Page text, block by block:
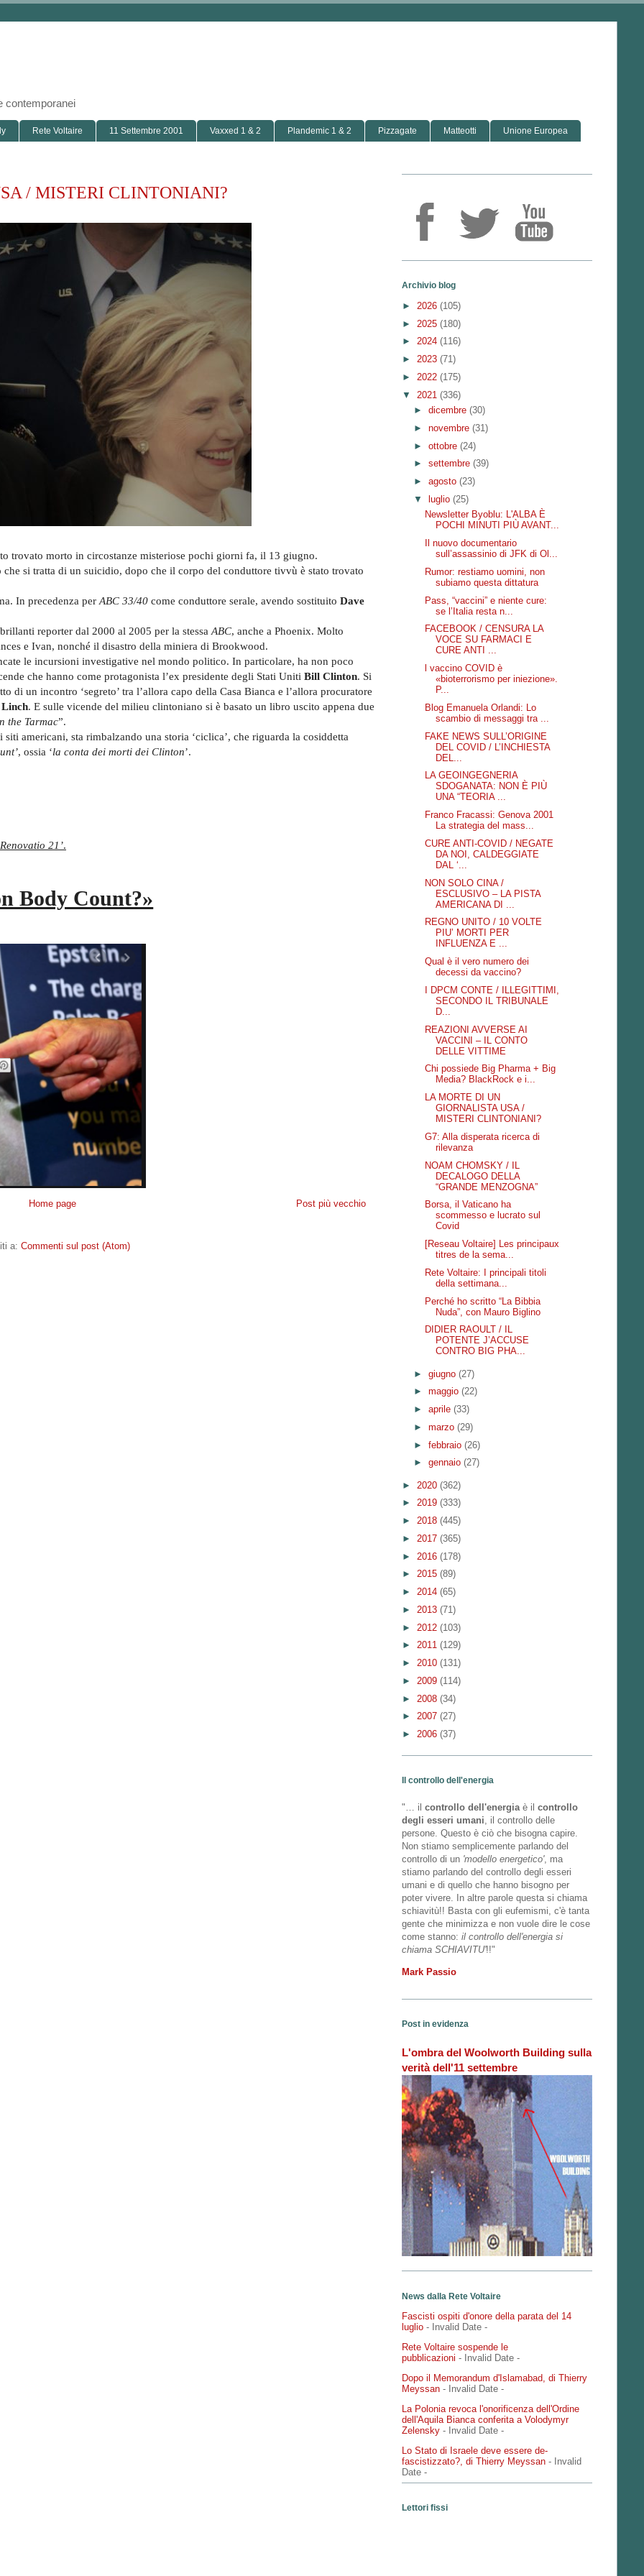
contemporanei
Rete Voltaire 11 Settembre 2001 Vaxxed 1 & 2 Plandemic 1 & 2 Pizzagate Matteotti Unione Europea
/ MISTERI CLINTONIANI?
trovato morto in circostanze misteriose pochi giorni fa, il 13 giugno.
che si tratta di un suicidio, dopo che il corpo del conduttore tivvù è stato trovato
In precedenza per ABC 33/40 come conduttore serale, avendo sostituito Dave
reporter dal 2000 al 2005 per la stessa ABC, anche a Phoenix. Molto
e Ivan, nonché il disastro della miniera di Brookwood.
le incursioni investigative nel mondo politico. In particolare, ha non poco
che hanno come protagonista l’ex presidente degli Stati Uniti Bill Clinton. Si
di un incontro ‘segreto’ tra l’allora capo della Casa Bianca e l’allora procuratore
. E sulle vicende del milieu clintoniano si è basato un libro uscito appena due
the Tarmac”.
siti americani, sta rimbalzando una storia ‘ciclica’, che riguarda la cosiddetta
, ossia ‘la conta dei morti dei Clinton’.
Renovatio 21’.
Body Count?»
Post più vecchio
Home page
a: Commenti sul post (Atom)
Archivio blog
► 2026 (105)
► 2025 (180)
► 2024 (116)
► 2023 (71)
► 2022 (175)
▼ 2021 (336)
► dicembre (30)
► novembre (31)
► ottobre (24)
► settembre (39)
► agosto (23)
▼
luglio (25)
Newsletter Byoblu: L'ALBA È
POCHI MINUTI PIÙ AVANT...
Il nuovo documentario
sull’assassinio di JFK di Ol...
Rumor: restiamo uomini, non
subiamo questa dittatura
Pass, “vaccini” e niente cure:
se l’Italia resta n...
FACEBOOK / CENSURA LA
VOCE SU FARMACI E
CURE ANTI ...
l vaccino COVID è
«bioterrorismo per iniezione».
P...
Blog Emanuela Orlandi: Lo
scambio di messaggi tra ...
FAKE NEWS SULL’ORIGINE
DEL COVID / L’INCHIESTA
DEL...
LA GEOINGEGNERIA
SDOGANATA: NON È PIÙ
UNA “TEORIA ...
Franco Fracassi: Genova 2001
La strategia del mass...
CURE ANTI-COVID / NEGATE
DA NOI, CALDEGGIATE
DAL ‘...
NON SOLO CINA /
ESCLUSIVO – LA PISTA
AMERICANA DI ...
REGNO UNITO / 10 VOLTE
PIU’ MORTI PER
INFLUENZA E ...
Qual è il vero numero dei
decessi da vaccino?
I DPCM CONTE / ILLEGITTIMI,
SECONDO IL TRIBUNALE
D...
REAZIONI AVVERSE AI
VACCINI – IL CONTO
DELLE VITTIME
Chi possiede Big Pharma + Big
Media? BlackRock e i...
LA MORTE DI UN
GIORNALISTA USA /
MISTERI CLINTONIANI?
G7: Alla disperata ricerca di
rilevanza
NOAM CHOMSKY / IL
DECALOGO DELLA
“GRANDE MENZOGNA”
Borsa, il Vaticano ha
scommesso e lucrato sul
Covid
[Reseau Voltaire] Les principaux
titres de la sema...
Rete Voltaire: I principali titoli
della settimana...
Perché ho scritto “La Bibbia
Nuda”, con Mauro Biglino
DIDIER RAOULT / IL
POTENTE J’ACCUSE
CONTRO BIG PHA...
► giugno (27)
► maggio (22)
► aprile (33)
► marzo (29)
► febbraio (26)
► gennaio (27)
► 2020 (362)
► 2019 (333)
► 2018 (445)
► 2017 (365)
► 2016 (178)
► 2015 (89)
► 2014 (65)
► 2013 (71)
► 2012 (103)
► 2011 (129)
► 2010 (131)
► 2009 (114)
► 2008 (34)
► 2007 (27)
► 2006 (37)
Il controllo dell'energia
"… il controllo dell'energia è il controllo
degli esseri umani , il controllo delle
persone. Questo è ciò che bisogna capire.
Non stiamo semplicemente parlando del
controllo di un 'modello energetico', ma
stiamo parlando del controllo degli esseri
umani e di quello che hanno bisogno per
poter vivere. In altre parole questa si chiama
schiavitù!! Basta con gli eufemismi, c'è tanta
gente che minimizza e non vuole dire le cose
come stanno: il controllo dell'energia si
chiama SCHIAVITU'!!"
Mark Passio
Post in evidenza
L'ombra del Woolworth Building sulla
verità dell'11 settembre
News dalla Rete Voltaire
Fascisti ospiti d'onore della parata del 14
luglio - Invalid Date -
Rete Voltaire sospende le
pubblicazioni - Invalid Date -
Dopo il Memorandum d'Islamabad, di Thierry
Meyssan - Invalid Date -
La Polonia revoca l'onorificenza dell'Ordine
dell'Aquila Bianca conferita a Volodymyr
Zelensky - Invalid Date -
Lo Stato di Israele deve essere de-
fascistizzato?, di Thierry Meyssan - Invalid
Date -
Lettori fissi